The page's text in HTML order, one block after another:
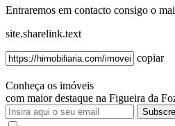
Entraremos em contacto consigo o
site.sharelink.text
copiar
Conheça os imóveis
com maior destaque na Figueira da